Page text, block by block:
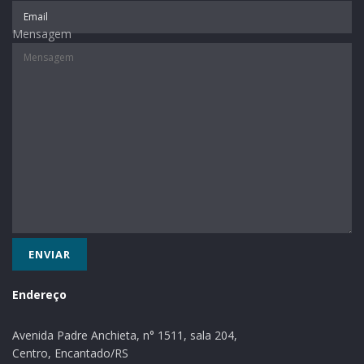
Assessoria de Imprensa de Lajeado
Tags: segurança
Mensagem
Endereço
Avenida Padre Anchieta, n° 1511, sala 204,
Centro, Encantado/RS